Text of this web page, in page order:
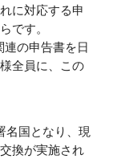
に対応する申
です。
の申告書を日
全員に、この
名国となり、現
換が実施され